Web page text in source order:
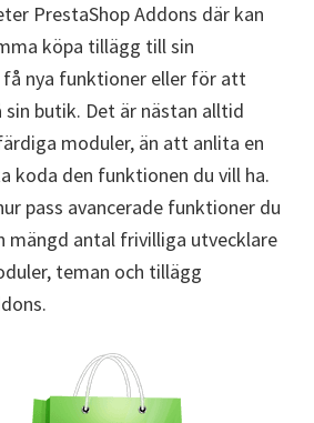
PrestaShop Addons där kan
köpa tillägg till sin
nya funktioner eller för att
sin butik. Det är nästan alltid
moduler, än att anlita en
koda den funktionen du vill ha.
pass avancerade funktioner du
mängd antal frivilliga utvecklare
teman och tillägg